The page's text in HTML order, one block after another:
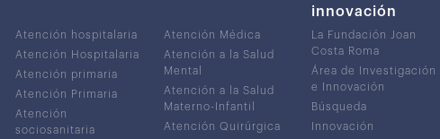
Atención hospitalaria
Atención Hospitalaria
Atención primaria
Atención Primaria
Atención
sociosanitaria
Atención Médica
Atención a la Salud
Mental
Atención a la Salud
Materno-Infantil
Atención Quirúrgica
innovación
La Fundación Joan
Costa Roma
Área de Investigación
e Innovación
Búsqueda
Innovación